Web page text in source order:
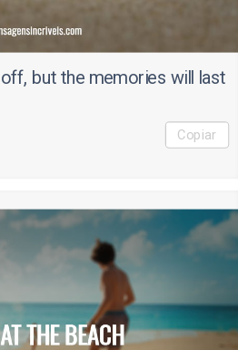
but the memories will last
Copiar